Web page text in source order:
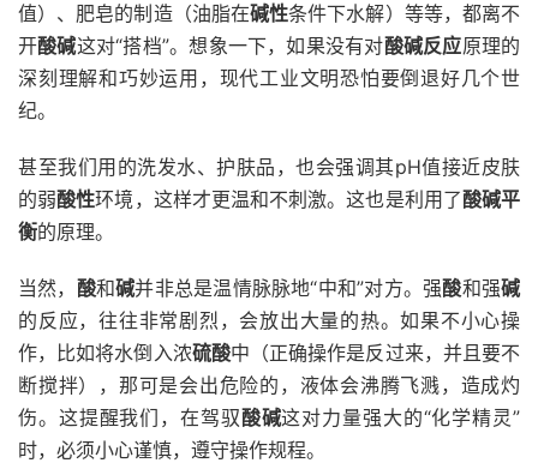
值）、肥皂的制造（油脂在碱性条件下水解）等等，都离不
开酸碱这对“搭档”。想象一下，如果没有对酸碱反应原理的
深刻理解和巧妙运用，现代工业文明恐怕要倒退好几个世
纪。
甚至我们用的洗发水、护肤品，也会强调其pH值接近皮肤
的弱酸性环境，这样才更温和不刺激。这也是利用了酸碱平
衡的原理。
当然， 酸和碱并非总是温情脉脉地“中和”对方。强酸和强碱
的反应，往往非常剧烈，会放出大量的热。如果不小心操
作，比如将水倒入浓硫酸中（正确操作是反过来，并且要不
断搅拌），那可是会出危险的，液体会沸腾飞溅，造成灼
伤。这提醒我们，在驾驭酸碱这对力量强大的“化学精灵”
时，必须小心谨慎，遵守操作规程。